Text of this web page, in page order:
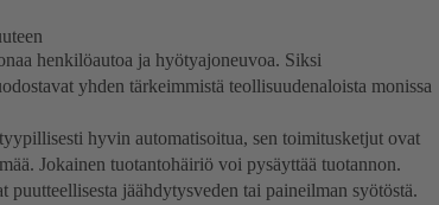
henkilöautoa ja hyötyajoneuvoa. Siksi
yhden tärkeimmistä teollisuudenaloista monissa
hyvin automatisoitua, sen toimitusketjut ovat
Jokainen tuotantohäiriö voi pysäyttää tuotannon.
jäähdytysveden tai paineilman syötöstä.